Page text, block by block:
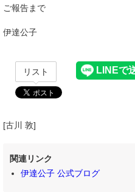
ご報告まで
伊達公子
リスト
[古川 敦]
関連リンク
伊達公子 公式ブログ